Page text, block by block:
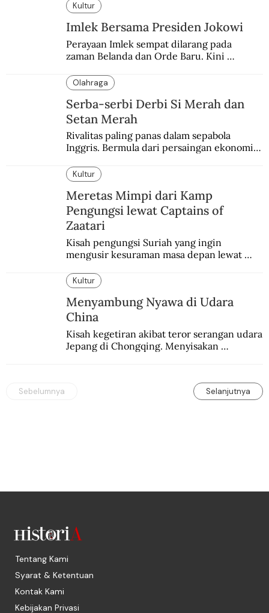
Kultur
Imlek Bersama Presiden Jokowi
Perayaan Imlek sempat dilarang pada
zaman Belanda dan Orde Baru. Kini
Olahraga
Serba-serbi Derbi Si Merah dan
Setan Merah
Rivalitas paling panas dalam sepabola
Inggris. Bermula dari persaingan ekonomi
Kultur
Meretas Mimpi dari Kamp
Pengungsi lewat Captains of
Zaatari
Kisah pengungsi Suriah yang ingin
mengusir kesuraman masa depan lewat
humanis.
Kultur
Menyambung Nyawa di Udara
China
Kisah kegetiran akibat teror serangan udara
Jepang di Chongqing. Menyisakan
Sebelumnya Selanjutnya
Tentang Kami
Syarat & Ketentuan
Kontak Kami
Kebijakan Privasi